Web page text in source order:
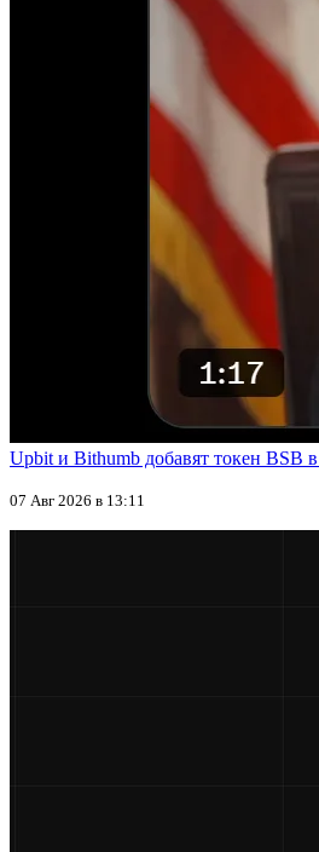
Upbit и Bithumb добавят токен BSB
07 Авг 2026 в 13:11